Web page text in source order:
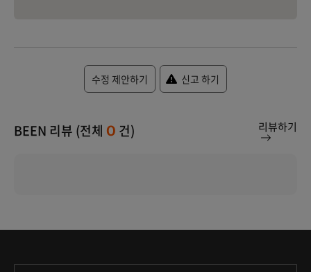
수정 제안하기 신고 하기
BEEN 리뷰 (전체 0 건) 리뷰하기